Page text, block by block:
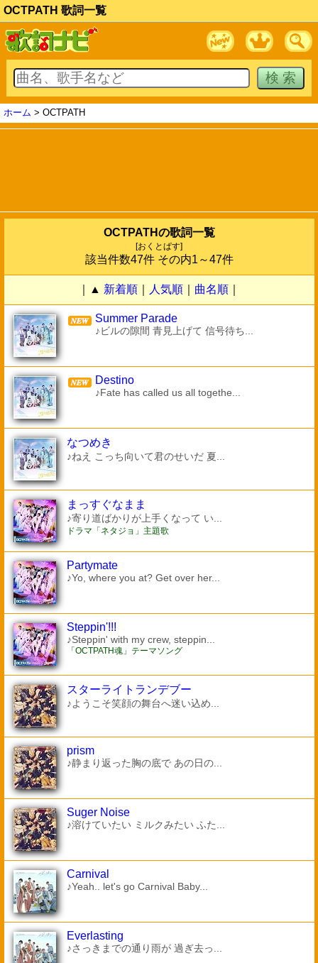
OCTPATH 歌詞一覧
ホーム > OCTPATH
OCTPATHの歌詞一覧
[おくとぱす]
該当件数47件 その内1～47件
｜▲ 新着順 人気順 曲名順
Summer Parade
♪ビルの隙間 青見上げて 信号待ち...
Destino
♪Fate has called us all togethe...
なつめき
♪ねえ こっち向いて君のせいだ 夏...
まっすぐなまま
♪寄り道ばかりが上手くなって い...
ドラマ「ネタジョ」主題歌
Partymate
♪Yo, where you at? Get over her...
Steppin'!!!
♪Steppin' with my crew, steppin...
「OCTPATH魂」テーマソング
スターライトランデブー
♪ようこそ笑顔の舞台へ迷い込め...
prism
♪静まり返った胸の底で あの日の...
Suger Noise
♪溶けていたい ミルクみたい ふた...
Carnival
♪Yeah.. let's go Carnival Baby...
Everlasting
♪さっきまでの通り雨が 過ぎ去っ...